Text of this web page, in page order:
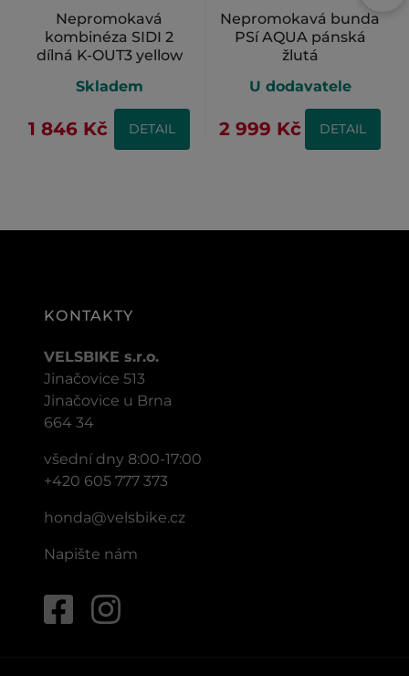
Nepromokavá
kombinéza SIDI 2
dílná K-OUT3 yellow
Skladem
1 846 Kč DETAIL
Nepromokavá bunda
PSí AQUA pánská
žlutá
U dodavatele
2 999 Kč DETAIL
KONTAKTY
VELSBIKE s.r.o.
Jinačovice 513
Jinačovice u Brna
664 34
všední dny 8:00-17:00
+420 605 777 373
honda@velsbike.cz
Napište nám